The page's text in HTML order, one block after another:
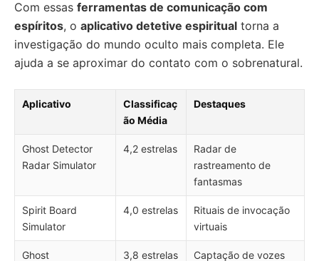
Com essas ferramentas de comunicação com
espíritos, o aplicativo detetive espiritual torna a
investigação do mundo oculto mais completa. Ele
ajuda a se aproximar do contato com o sobrenatural.
Aplicativo
Classificaç
ão Média
Destaques
Ghost Detector
Radar Simulator
4,2 estrelas
Radar de
rastreamento de
fantasmas
Spirit Board
Simulator
4,0 estrelas
Rituais de invocação
virtuais
Ghost
3,8 estrelas
Captação de vozes